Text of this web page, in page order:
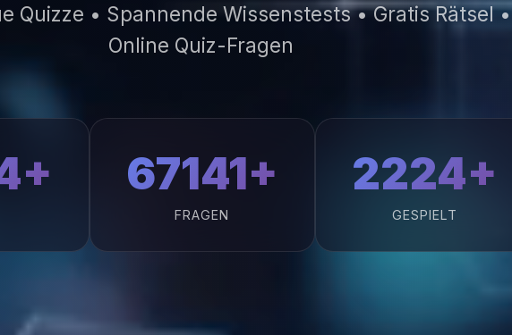
Quizze • Spannende Wissenstests • Gratis Rätsel •
Online Quiz-Fragen
67141+
FRAGEN
2224+
GESPIELT